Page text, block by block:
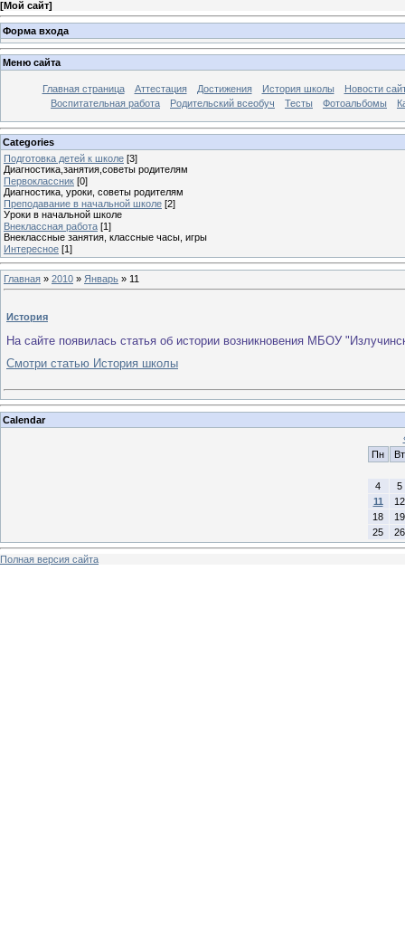
[Мой сайт]
Форма входа
Меню сайта
Главная страница Аттестация Достижения История школы
Новости
Воспитательная работа
Родительский всеобуч Тесты Фотоальбомы
Categories
Подготовка детей к школе [3]
Диагностика,занятия,советы родителям
Первоклассник [0]
Диагностика, уроки, советы родителям
Преподавание в начальной школе [2]
Уроки в начальной школе
Внеклассная работа [1]
Внеклассные занятия, классные часы, игры
Интересное [1]
Главная » 2010 » Январь » 11
История
На сайте появилась статья об истории возникновения МБОУ
Смотри статью История школы
Calendar
Пн
Вт
4
5
11
12
18
19
25
26
Полная версия сайта